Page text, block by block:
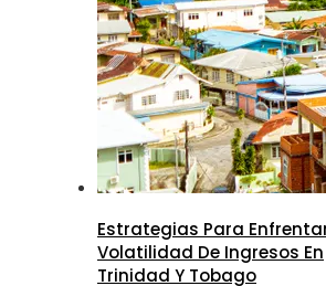
Estrategias Para
Volatilidad De Ingresos En
Trinidad Y Tobago